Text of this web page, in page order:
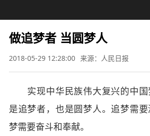
做追梦者 当圆梦人
2018-05-29 12:28:00 来源：人民日报
实现中华民族伟大复兴的中国
是追梦者，也是圆梦人。追梦需
梦需要奋斗和奉献。